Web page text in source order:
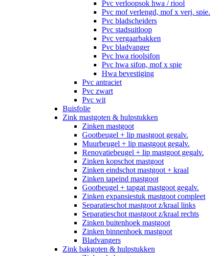
Pvc verloopsok hwa / riool
Pvc mof verlengd, mof x verj. spie.
Pvc bladscheiders
Pvc stadsuitloop
Pvc vergaarbakken
Pvc bladvanger
Pvc hwa rioolsifon
Pvc hwa sifon, mof x spie
Hwa bevestiging
Pvc antraciet
Pvc zwart
Pvc wit
Buisfolie
Zink mastgoten & hulpstukken
Zinken mastgoot
Gootbeugel + lip mastgoot gegalv.
Muurbeugel + lip mastgoot gegalv.
Renovatiebeugel + lip mastgoot gegalv.
Zinken kopschot mastgoot
Zinken eindschot mastgoot + kraal
Zinken tapeind mastgoot
Gootbeugel + tapgat mastgoot gegalv.
Zinken expansiestuk mastgoot compleet
Separatieschot mastgoot z/kraal links
Separatieschot mastgoot z/kraal rechts
Zinken buitenhoek mastgoot
Zinken binnenhoek mastgoot
Bladvangers
Zink bakgoten & hulpstukken